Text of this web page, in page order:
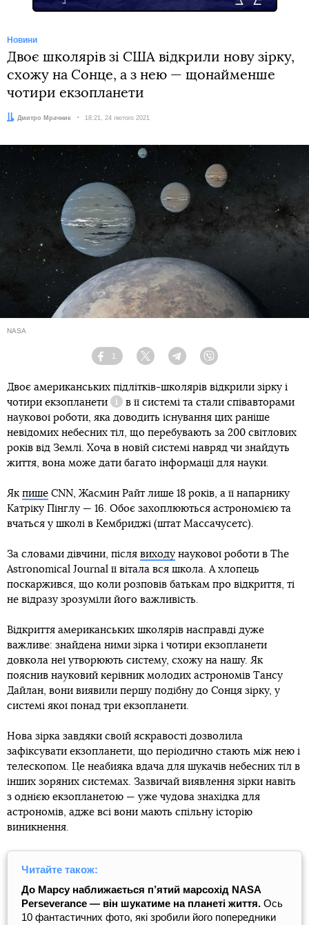
Новини
Двоє школярів зі США відкрили нову зірку,
схожу на Сонце, а з нею — щонайменше
чотири екзопланети
Автор:
Дмитро Мрачник Дата:
18:21, 24 лютого 2021
NASA
Facebook
1
Twitter TelegramViber
Двоє американських підлітків-школярів відкрили зірку і
чотири екзопланети
Довідка
в її системі та стали співавторами
наукової роботи, яка доводить існування цих раніше
невідомих небесних тіл, що перебувають за 200 світлових
років від Землі. Хоча в новій системі навряд чи знайдуть
життя, вона може дати багато інформації для науки.
Як пише CNN, Жасмин Райт лише 18 років, а її напарнику
Катріку Пінглу — 16. Обоє захоплюються астрономією та
вчаться у школі в Кембриджі (штат Массачусетс).
За словами дівчини, після виходу наукової роботи в The
Astronomical Journal її вітала вся школа. А хлопець
поскаржився, що коли розповів батькам про відкриття, ті
не відразу зрозуміли його важливість.
Відкриття американських школярів насправді дуже
важливе: знайдена ними зірка і чотири екзопланети
довкола неї утворюють систему, схожу на нашу. Як
пояснив науковий керівник молодих астрономів Тансу
Дайлан, вони виявили першу подібну до Сонця зірку, у
системі якої понад три екзопланети.
Нова зірка завдяки своїй яскравості дозволила
зафіксувати екзопланети, що періодично стають між нею і
телескопом. Це неабияка вдача для шукачів небесних тіл в
інших зоряних системах. Зазвичай виявлення зірки навіть
з однією екзопланетою — уже чудова знахідка для
астрономів, адже всі вони мають спільну історію
виникнення.
Читайте також:
До Марсу наближається п’ятий марсохід NASA
Perseverance — він шукатиме на планеті життя. Ось
10 фантастичних фото, які зробили його попередники